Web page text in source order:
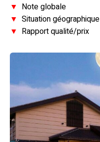
▼ Note globale
▼ Situation géographique
▼ Rapport qualité/prix